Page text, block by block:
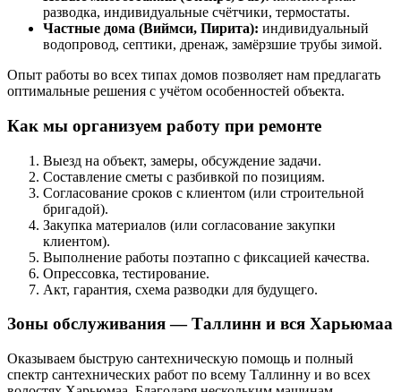
разводка, индивидуальные счётчики, термостаты.
Частные дома (Виймси, Пирита): индивидуальный
водопровод, септики, дренаж, замёрзшие трубы зимой.
Опыт работы во всех типах домов позволяет нам предлагать
оптимальные решения с учётом особенностей объекта.
Как мы организуем работу при ремонте
Выезд на объект, замеры, обсуждение задачи.
Составление сметы с разбивкой по позициям.
Согласование сроков с клиентом (или строительной
бригадой).
Закупка материалов (или согласование закупки
клиентом).
Выполнение работы поэтапно с фиксацией качества.
Опрессовка, тестирование.
Акт, гарантия, схема разводки для будущего.
Зоны обслуживания — Таллинн и вся Харьюмаа
Оказываем быструю сантехническую помощь и полный
спектр сантехнических работ по всему Таллинну и во всех